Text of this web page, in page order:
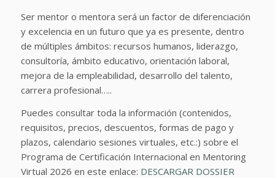
Ser mentor o mentora será un factor de diferenciación
y excelencia en un futuro que ya es presente, dentro
de múltiples ámbitos: recursos humanos, liderazgo,
consultoría, ámbito educativo, orientación laboral,
mejora de la empleabilidad, desarrollo del talento,
carrera profesional…..
Puedes consultar toda la información (contenidos,
requisitos, precios, descuentos, formas de pago y
plazos, calendario sesiones virtuales, etc.:) sobre el
Programa de Certificación Internacional en Mentoring
Virtual 2026 en este enlace: DESCARGAR DOSSIER